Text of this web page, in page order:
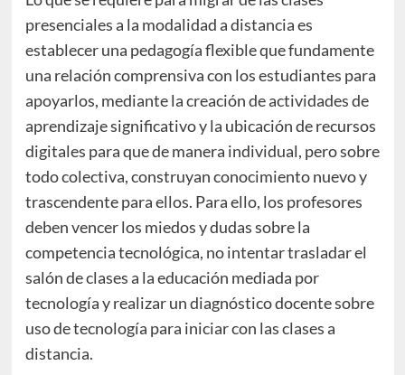
presenciales a la modalidad a distancia es
establecer una pedagogía flexible que fundamente
una relación comprensiva con los estudiantes para
apoyarlos, mediante la creación de actividades de
aprendizaje significativo y la ubicación de recursos
digitales para que de manera individual, pero sobre
todo colectiva, construyan conocimiento nuevo y
trascendente para ellos. Para ello, los profesores
deben vencer los miedos y dudas sobre la
competencia tecnológica, no intentar trasladar el
salón de clases a la educación mediada por
tecnología y realizar un diagnóstico docente sobre
uso de tecnología para iniciar con las clases a
distancia.